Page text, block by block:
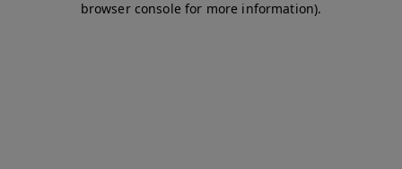
browser console for more information).